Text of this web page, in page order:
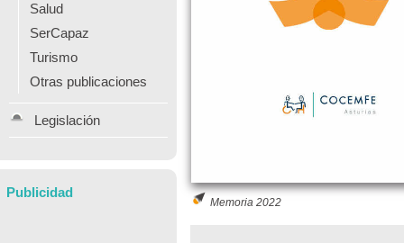
Salud
SerCapaz
Turismo
Otras publicaciones
Legislación
Publicidad
Memoria 2022